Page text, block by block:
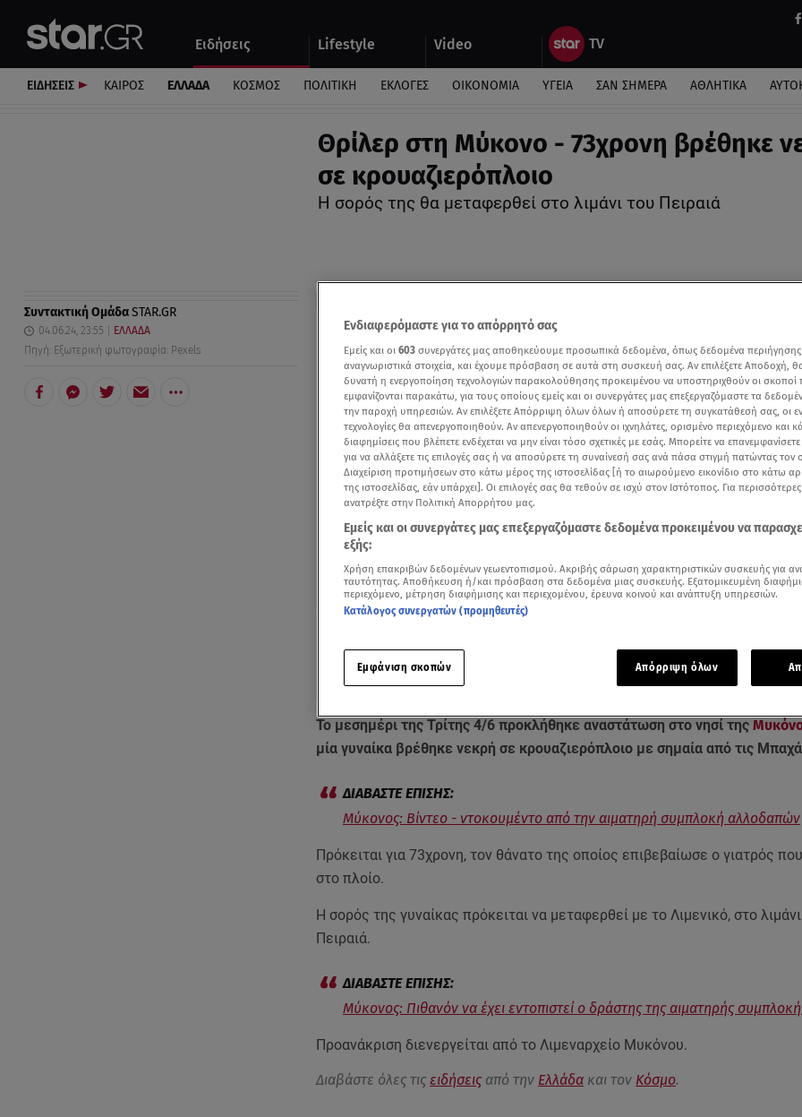
Ειδήσεις Lifestyle Video
Αυτοκίνητο
ΕΙΔΗΣΕΙΣ ΚΑΙΡΟΣ ΕΛΛΑΔΑ ΚΟΣΜΟΣ ΠΟΛΙΤΙΚΗ ΕΚΛΟΓΕΣ ΟΙΚΟΝΟΜΙΑ ΥΓΕΙΑ ΣΑΝ ΣΗΜΕΡΑ ΑΘΛΗΤΙΚΑ
Θρίλερ στη Μύκονο - 73χρονη βρέθηκε
σε κρουαζιερόπλοιο
Η σορός της θα μεταφερθεί στο λιμάνι του Πειραιά
Συντακτική ΟμάδαSTAR.GR
04.06.24, 23:55
ΕΛΛΑΔΑ
Πηγή: Εξωτερική φωτογραφία: Pexels
Add star.gr on Google
Το μεσημέρι της Τρίτης 4/6 προκλήθηκε αναστάτωση στο νησί της
μία γυναίκα βρέθηκε νεκρή σε κρουαζιερόπλοιο με σημαία από τις
Μύκονος: Βίντεο - ντοκουμέντο από την αιματηρή συμπλοκή αλλοδαπών
Πρόκειται για 73χρονη, τον θάνατο της οποίος επιβεβαίωσε ο γιατρός
στο πλοίο.
Η σορός της γυναίκας πρόκειται να μεταφερθεί με το Λιμενικό, στο
Πειραιά.
Μύκονος: Πιθανόν να έχει εντοπιστεί ο δράστης της αιματηρής
Προανάκριση διενεργείται από το Λιμεναρχείο Μυκόνου.
Διαβάστε όλες τις ειδήσειςαπό την Ελλάδακαι τον Κόσμο.
Ενδιαφερόμαστε για το απόρρητό σας
Εμείς και οι 603 συνεργάτες μας αποθηκεύουμε προσωπικά δεδομένα, όπως δεδομένα
αναγνωριστικά στοιχεία, και έχουμε πρόσβαση σε αυτά στη συσκευή σας. Αν επιλέξετε Αποδοχή,
δυνατή η ενεργοποίηση τεχνολογιών παρακολούθησης προκειμένου να υποστηριχθούν οι σκοποί
εμφανίζονται παρακάτω, για τους οποίους εμείς και οι συνεργάτες μας επεξεργαζόμαστε τα
την παροχή υπηρεσιών. Αν επιλέξετε Απόρριψη όλων όλων ή αποσύρετε τη συγκατάθεσή σας, οι
τεχνολογίες θα απενεργοποιηθούν. Αν απενεργοποιηθούν οι ιχνηλάτες, ορισμένο περιεχόμενο και
διαφημίσεις που βλέπετε ενδέχεται να μην είναι τόσο σχετικές με εσάς. Μπορείτε να
για να αλλάξετε τις επιλογές σας ή να αποσύρετε τη συναίνεσή σας ανά πάσα στιγμή πατώντας τον
Διαχείριση προτιμήσεων στο κάτω μέρος της ιστοσελίδας [ή το αιωρούμενο εικονίδιο στο κάτω
της ιστοσελίδας, εάν υπάρχει]. Οι επιλογές σας θα τεθούν σε ισχύ στον Ιστότοπος. Για
ανατρέξτε στην Πολιτική Απορρήτου μας.
Εμείς και οι συνεργάτες μας επεξεργαζόμαστε δεδομένα προκειμένου να
εξής:
Χρήση επακριβών δεδομένων γεωεντοπισμού. Ακριβής σάρωση χαρακτηριστικών συσκευής για
ταυτότητας. Αποθήκευση ή/και πρόσβαση στα δεδομένα μιας συσκευής. Εξατομικευμένη
περιεχόμενο, μέτρηση διαφήμισης και περιεχομένου, έρευνα κοινού και ανάπτυξη υπηρεσιών.
Κατάλογος συνεργατών (προμηθευτές)
Εμφάνιση σκοπών Απόρριψη όλων